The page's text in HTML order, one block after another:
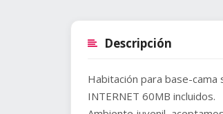
Descripción
Habitación para base-cama
INTERNET 60MB incluidos.